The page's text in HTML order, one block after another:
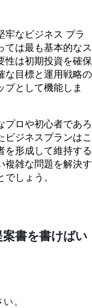
牢なビジネス プラ
ては最も基本的なス
性は初期投資を確保
な目標と運用戦略の
プとして機能しま
プロや初心者であろ
ビジネスプランはこ
を形成して維持する
複雑な問題を解決す
しょう。
書を書けばい
。